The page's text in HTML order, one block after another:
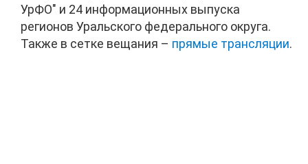
УрФО" и 24 информационных выпуска
регионов Уральского федерального округа.
Также в сетке вещания – прямые трансляции.